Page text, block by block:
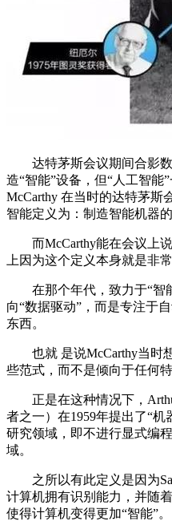
达特茅斯会议期间合影数
造“智能”设备，但“人工智能
McCarthy 在当时的达特茅斯
智能定义为：制造智能机器
而McCarthy能在会议上说
上因为这个定义本身就是非
在那个年代，致力于“智
向“数据驱动”，而是专注于
东西。
也就 是说McCarthy当时
些范式，而不是倾向于任何特
正是在这种情况下，
者之一）在1959年提出了“
研究领域，即不进行显式编
域。
之所以有此定义是因为
计算机拥有识别能力，并随
使得计算机变得更加“智能”。